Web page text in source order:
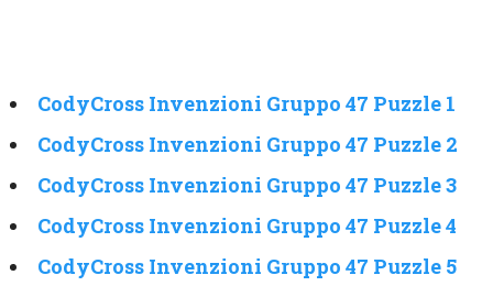
CodyCross Invenzioni Gruppo 47 Puzzle 1
CodyCross Invenzioni Gruppo 47 Puzzle 2
CodyCross Invenzioni Gruppo 47 Puzzle 3
CodyCross Invenzioni Gruppo 47 Puzzle 4
CodyCross Invenzioni Gruppo 47 Puzzle 5